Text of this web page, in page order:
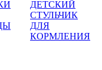
ДЕТСКИЙ
СТУЛЬЧИК
ДЛЯ
КОРМЛЕНИЯ